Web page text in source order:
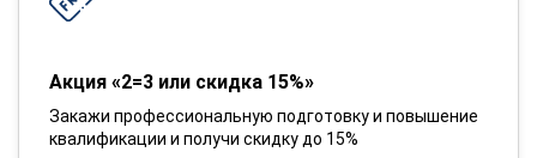
Акция «2=3 или скидка 15%»
Закажи профессиональную подготовку и повышение
квалификации и получи скидку до 15%